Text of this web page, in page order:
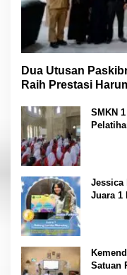
Dua Utusan
Raih Prestasi
SMKN
Jessica
Juara 1
Satuan